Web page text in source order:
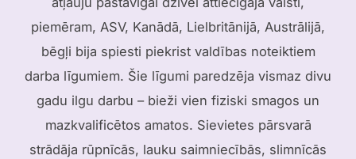
piemēram, ASV, Kanādā, Lielbritānijā, Austrālijā,
bēgļi bija spiesti piekrist valdības noteiktiem
darba līgumiem. Šie līgumi paredzēja vismaz divu
gadu ilgu darbu – bieži vien fiziski smagos un
mazkvalificētos amatos. Sievietes pārsvarā
strādāja rūpnīcās, lauku saimniecībās, slimnīcās